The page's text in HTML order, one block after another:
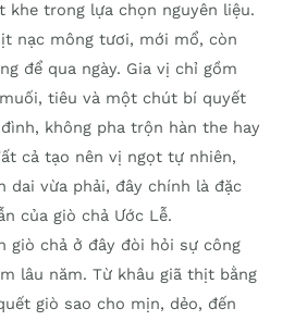
khe trong lựa chọn nguyên liệu.
nạc mông tươi, mới mổ, còn
để qua ngày. Gia vị chỉ gồm
tiêu và một chút bí quyết
không pha trộn hàn the hay
cả tạo nên vị ngọt tự nhiên,
dai vừa phải, đây chính là đặc
của giò chả Ước Lễ.
giò chả ở đây đòi hỏi sự công
lâu năm. Từ khâu giã thịt bằng
giò sao cho mịn, dẻo, đến